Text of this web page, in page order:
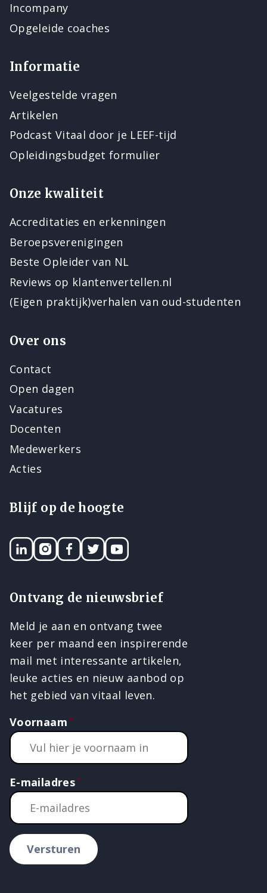
Incompany
Opgeleide coaches
Informatie
Veelgestelde vragen
Artikelen
Podcast Vitaal door je LEEF-tijd
Opleidingsbudget formulier
Onze kwaliteit
Accreditaties en erkenningen
Beroepsverenigingen
Beste Opleider van NL
Reviews op klantenvertellen.nl
(Eigen praktijk)verhalen van oud-studenten
Over ons
Contact
Open dagen
Vacatures
Docenten
Medewerkers
Acties
Blijf op de hoogte
LinkedINInstagram
Facebook
TwitterYouTube
Ontvang de nieuwsbrief
Meld je aan en ontvang twee
keer per maand een inspirerende
mail met interessante artikelen,
leuke acties en nieuw aanbod op
het gebied van vitaal leven.
Voornaam
E-mailadres
Versturen